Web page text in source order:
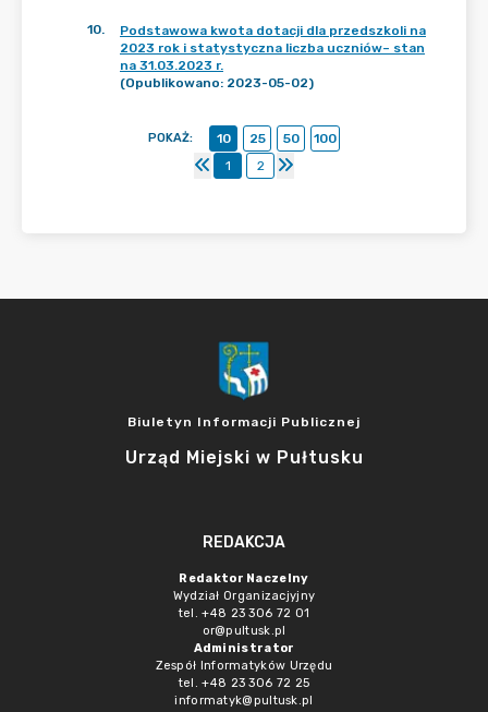
10.
Podstawowa kwota dotacji dla przedszkoli na
2023 rok i statystyczna liczba uczniów– stan
na 31.03.2023 r.
(Opublikowano: 2023-05-02)
POKAŻ: 10 25 50
100
1
2
Biuletyn Informacji Publicznej
Urząd Miejski w Pułtusku
REDAKCJA
Redaktor Naczelny
Wydział Organizacjyjny
tel. +48 23 306 72 01
or@pultusk.pl
Administrator
Zespół Informatyków Urzędu
tel. +48 23 306 72 25
informatyk@pultusk.pl